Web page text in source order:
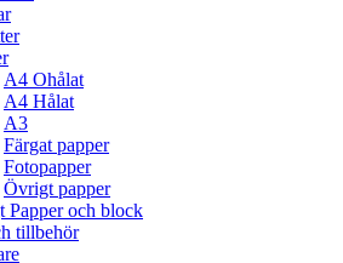
A4 Ohålat
A4 Hålat
A3
Färgat papper
Fotopapper
Övrigt papper
Papper och block
tillbehör